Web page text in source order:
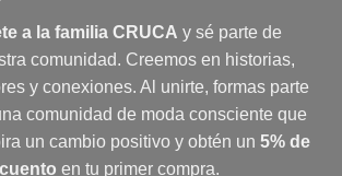
a la familia CRUCA y sé parte de
comunidad. Creemos en historias,
y conexiones. Al unirte, formas parte
comunidad de moda consciente que
un cambio positivo y obtén un 5% de
en tu primer compra.